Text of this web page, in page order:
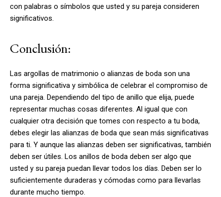
con palabras o símbolos que usted y su pareja consideren
significativos.
Conclusión:
Las argollas de matrimonio o alianzas de boda son una
forma significativa y simbólica de celebrar el compromiso de
una pareja. Dependiendo del tipo de anillo que elija, puede
representar muchas cosas diferentes. Al igual que con
cualquier otra decisión que tomes con respecto a tu boda,
debes elegir las alianzas de boda que sean más significativas
para ti. Y aunque las alianzas deben ser significativas, también
deben ser útiles. Los anillos de boda deben ser algo que
usted y su pareja puedan llevar todos los días. Deben ser lo
suficientemente duraderas y cómodas como para llevarlas
durante mucho tiempo.